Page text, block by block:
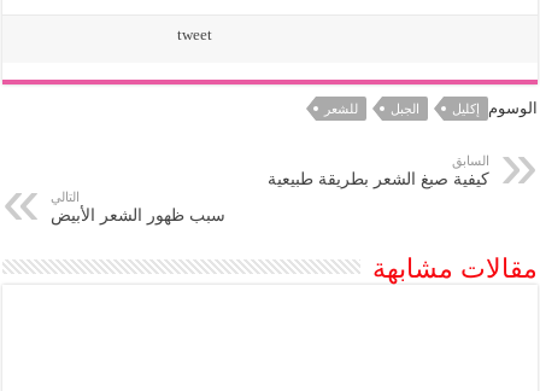
tweet
الوسوم إكليل الجبل للشعر
السابق
كيفية صبغ الشعر بطريقة طبيعية
التالي
سبب ظهور الشعر الأبيض
مقالات مشابهة